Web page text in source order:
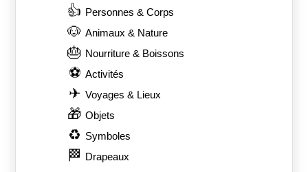
👍 Personnes & Corps
🐶 Animaux & Nature
🎂 Nourriture & Boissons
⚽ Activités
✈ Voyages & Lieux
🎁 Objets
♻ Symboles
🏁 Drapeaux